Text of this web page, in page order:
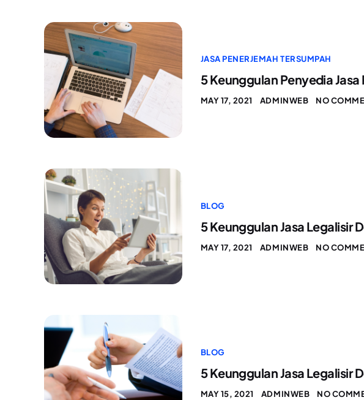
JASA PENERJEMAH TERSUMPAH
5 Keunggulan Penyedia
MAY 17, 2021 ADMINWEB NO
BLOG
5 Keunggulan Jasa Legalisir
MAY 17, 2021 ADMINWEB NO
BLOG
5 Keunggulan Jasa Legalisir
MAY 15, 2021 ADMINWEB NO